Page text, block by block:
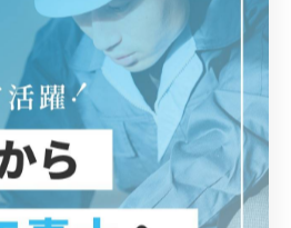
士の技術と知識
や工場、公共施設など幅広い分
あります。特に、配線工事や照
守に関する技術が重視されてお
る知識も異なるため、幅広い対